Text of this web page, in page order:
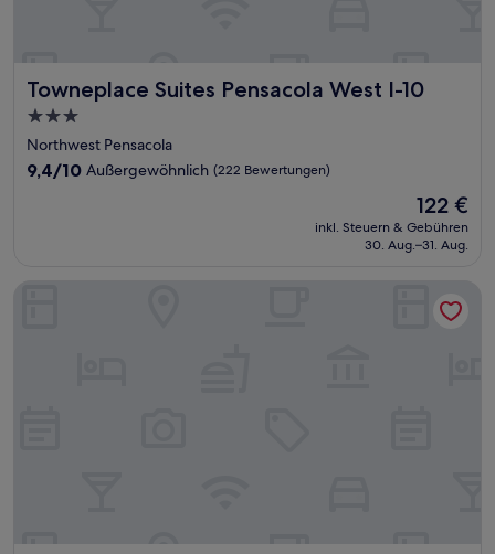
Towneplace Suites Pensacola West I-10
Towneplace Suites Pensacola West I-10
3.0-
Sterne-
Unterkunft
Northwest Pensacola
9.4
9,4/10 Außergewöhnlich (222 Bewertungen)
Der
Preis
beträgt
122 €
inkl. Steuern & Gebühren
30. Aug.–31. Aug.